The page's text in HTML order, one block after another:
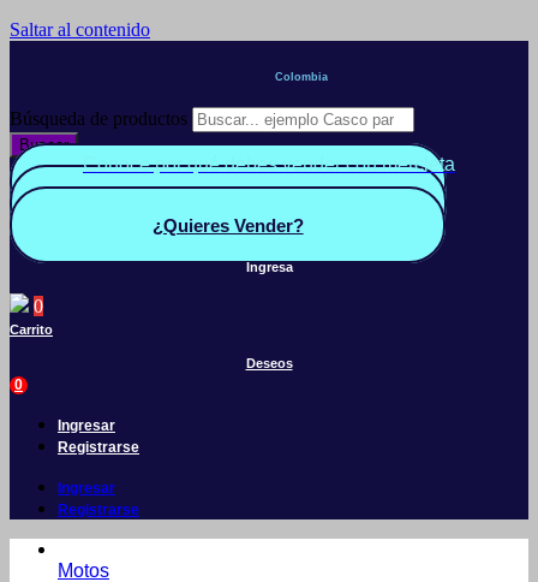
Saltar al contenido
Colombia
Búsqueda de productos
Buscar
Conoce por qué debes vender con mercleta
Quiero Vender
¿Quieres Vender?
Ingresa
0
Carrito
Deseos
0
Ingresar
Registrarse
Ingresar
Registrarse
Motos